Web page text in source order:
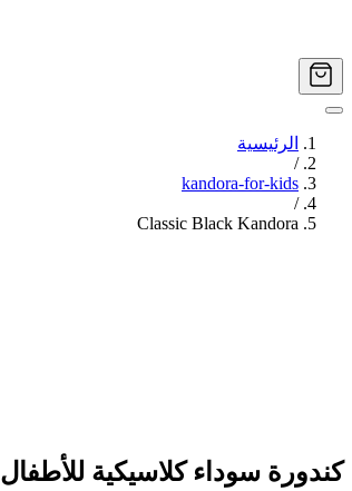
الرئيسية
/
kandora-for-kids
/
Classic Black Kandora
كندورة سوداء كلاسيكية للأطفال